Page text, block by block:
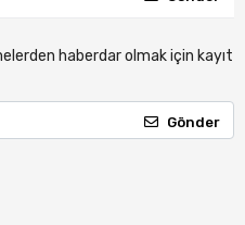
haberdar olmak için kayıt
Gönder